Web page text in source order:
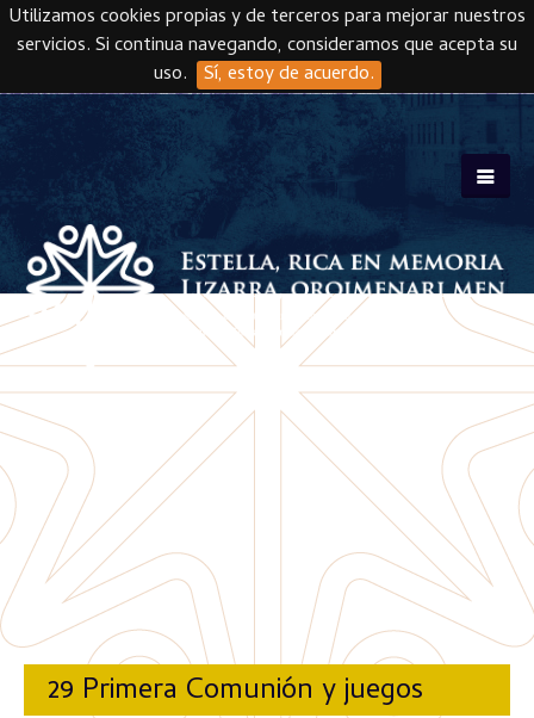
Utilizamos cookies propias y de terceros para mejorar nuestros
servicios. Si continua navegando, consideramos que acepta su
uso. Sí, estoy de acuerdo.
Skip to main content
29 Primera Comunión y juegos